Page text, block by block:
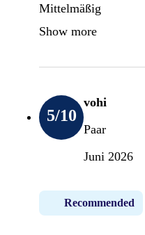
Mittelmäßig
Show more
5/10
vohi
Paar
Juni 2026
Recommended